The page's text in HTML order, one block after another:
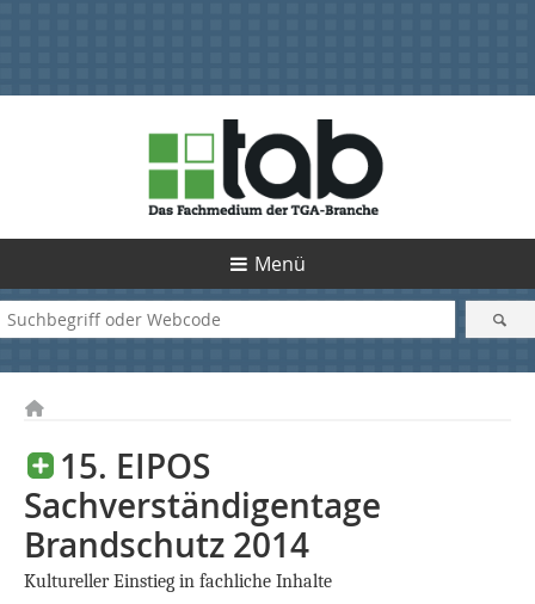
Menü
15. EIPOS
Sachverständigentage
Brandschutz 2014
Kultureller Einstieg in fachliche Inhalte